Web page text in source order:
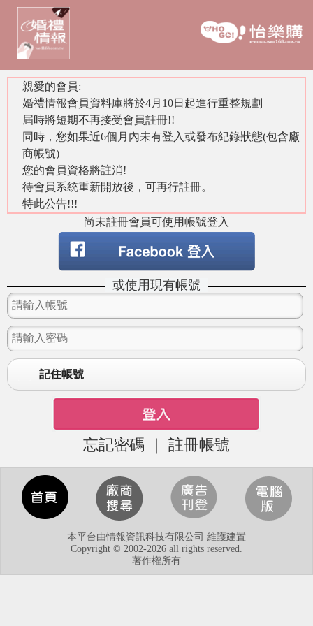
親愛的會員:
婚禮情報會員資料庫將於4月10日起進行重整規劃
屆時將短期不再接受會員註冊!!
同時，您如果近6個月內未有登入或發布紀錄狀態(包含廠
商帳號)
您的會員資格將註消!
待會員系統重新開放後，可再行註冊。
特此公告!!!
尚未註冊會員可使用帳號登入
或使用現有帳號
記住帳號
忘記密碼 ｜ 註冊帳號
本平台由情報資訊科技有限公司 維護建置
Copyright © 2002-2026 all rights reserved.
著作權所有